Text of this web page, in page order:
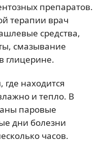
препаратов.
терапии врач
средства,
смазывание
глицерине.
находится
и тепло. В
паровые
дни болезни
часов.